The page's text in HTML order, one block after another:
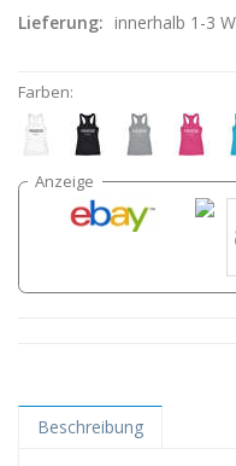
Lieferung: innerhalb 1-3
Farben:
Beschreibung